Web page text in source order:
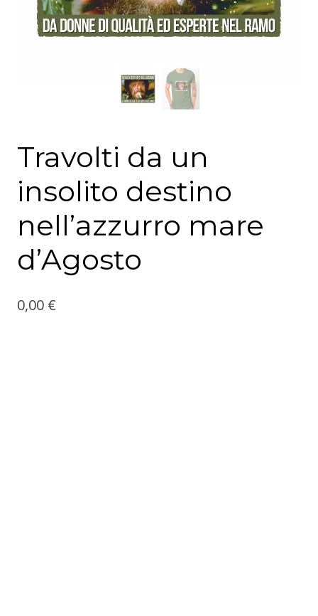
Travolti da un
insolito destino
nell’azzurro mare
d’Agosto
0,00 €